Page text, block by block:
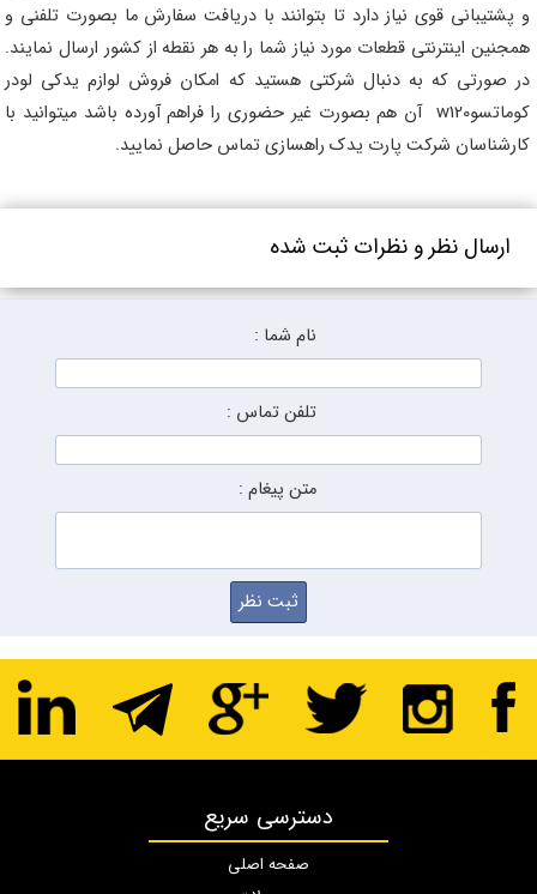
و پشتیبانی قوی نیاز دارد تا بتوانند با دریافت سفارش ما بصورت تلفنی و
همجنین اینترنتی قطعات مورد نیاز شما را به هر نقطه از کشور ارسال نمایند.
در صورتی که به دنبال شرکتی هستید که امکان فروش لوازم یدکی لودر
کوماتسوw120 آن هم بصورت غیر حضوری را فراهم آورده باشد میتوانید با
کارشناسان شرکت پارت یدک راهسازی تماس حاصل نمایید.
ارسال نظر و نظرات ثبت شده
نام شما :
تلفن تماس :
متن پیغام :
دسترسی سریع
صفحه اصلی